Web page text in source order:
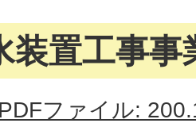
装置工事事
ファイル: